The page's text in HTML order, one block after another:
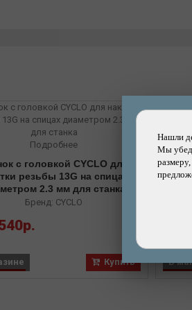
Нашли
Мы
Подробнее
c головкой CYCLO для
резьбы 13G на спицах
2.3 мм для станка
Бренд: CYCLO
Купить В